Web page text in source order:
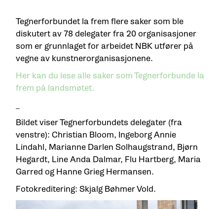
Tegnerforbundet la frem flere saker som ble
diskutert av 78 delegater fra 20 organisasjoner
som er grunnlaget for arbeidet NBK utfører på
vegne av kunstnerorganisasjonene.
Her kan du lese alle saker som Tegnerforbunde la
frem på landsmøtet.
Bildet viser Tegnerforbundets delegater (fra
venstre): Christian Bloom, Ingeborg Annie
Lindahl, Marianne Darlen Solhaugstrand, Bjørn
Hegardt, Line Anda Dalmar, Flu Hartberg, Maria
Garred og Hanne Grieg Hermansen.
Fotokreditering: Skjalg Bøhmer Vold.